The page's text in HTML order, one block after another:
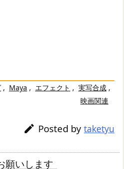
, Maya , エフェクト , 実写合成 ,
映画関連
 Posted by taketyu
願いします